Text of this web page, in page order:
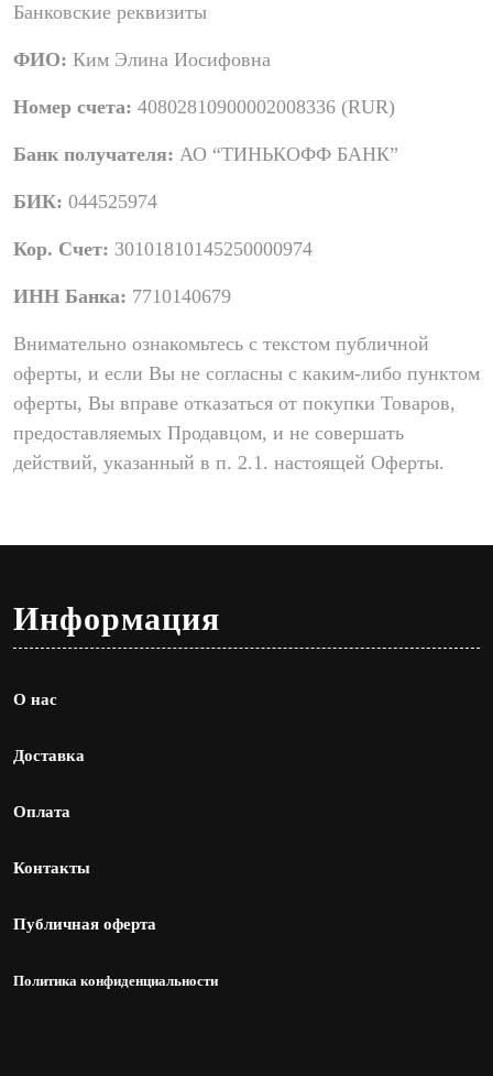
Банковские реквизиты
ФИО: Ким Элина Иосифовна
Номер счета: 40802810900002008336 (RUR)
Банк получателя: АО “ТИНЬКОФФ БАНК”
БИК: 044525974
Кор. Счет: 30101810145250000974
ИНН Банка: 7710140679
Внимательно ознакомьтесь с текстом публичной
оферты, и если Вы не согласны с каким-либо пунктом
оферты, Вы вправе отказаться от покупки Товаров,
предоставляемых Продавцом, и не совершать
действий, указанный в п. 2.1. настоящей Оферты.
Информация
О нас
Доставка
Оплата
Контакты
Публичная оферта
Политика конфиденциальности